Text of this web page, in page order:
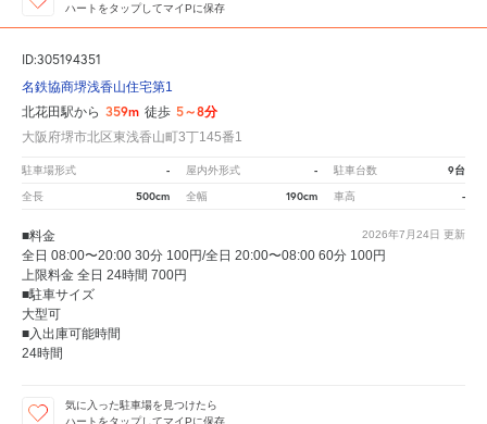
ハートをタップしてマイPに保存
ID:305194351
名鉄協商堺浅香山住宅第1
北花田駅から 359m 徒歩 5～8分
大阪府堺市北区東浅香山町3丁145番1
駐車場形式 - 屋内外形式 - 駐車台数 9台
全長 500cm 全幅 190cm 車高 -
2026年7月24日 更新
■料金
全日 08:00〜20:00 30分 100円/全日 20:00〜08:00 60分 100円
上限料金 全日 24時間 700円
■駐車サイズ
大型可
■入出庫可能時間
24時間
気に入った駐車場を見つけたら